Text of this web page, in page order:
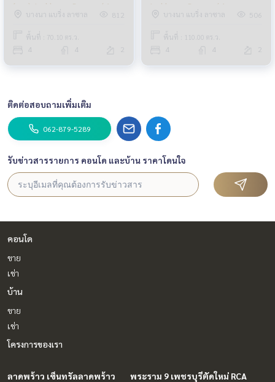
(ขาย), Laddarom Bangna / 4
Bedrooms (SALE) CJ500
บางนา แบริ่ง ลาซาล 812
พื้นที่ : 70.10 ตร.ว.
4 4 2
Laddarom Bangna / 4
Bedrooms (SALE) CJ155
บางนา แบริ่ง ลาซาล 506
พื้นที่ : 110.00 ตร.ว.
4 4 2
ติดต่อสอบถามเพิ่มเติม
062-879-5289
รับข่าวสารรายการ คอนโด และบ้าน ราคาโดนใจ
คอนโด
ขาย
เช่า
บ้าน
ขาย
เช่า
โครงการของเรา
ลาดพร้าว เซ็นทรัลลาดพร้าว
พระราม 9 เพชรบุรีตัดใหม่ RCA